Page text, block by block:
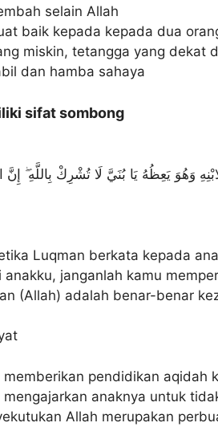
selain Allah
baik kepada kepada dua
miskin, tetangga yang dekat
dan hamba sahaya
sifat sombong
وَهُوَ يَعِظُهُ يَا بُنَيَّ لَا تُشْرِكْ بِاللَّهِ
Luqman berkata kepada
anakku, janganlah kamu
(Allah) adalah benar-benar
memberikan pendidikan aqidah
mengajarkan anaknya untuk
Allah merupakan